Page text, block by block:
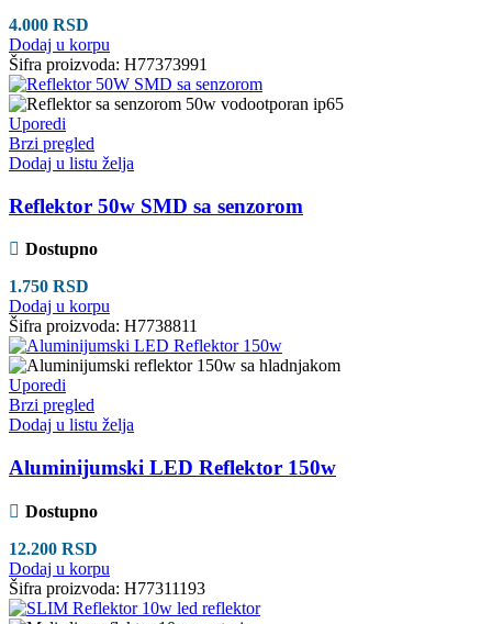
4.000 RSD
Dodaj u korpu
Šifra proizvoda: H77373991
Uporedi
Brzi pregled
Dodaj u listu želja
Reflektor 50w SMD sa senzorom
Dostupno
1.750 RSD
Dodaj u korpu
Šifra proizvoda: H7738811
Uporedi
Brzi pregled
Dodaj u listu želja
Aluminijumski LED Reflektor 150w
Dostupno
12.200 RSD
Dodaj u korpu
Šifra proizvoda: H77311193